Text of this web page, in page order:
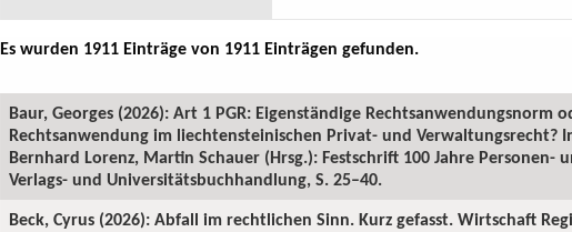
Es wurden 1911 Einträge von 1911 Einträgen gefunden.
Baur, Georges (2026): Art 1 PGR: Eigenständige
Rechtsanwendung im liechtensteinischen Privat- und Verwaltungsrecht?
Bernhard Lorenz, Martin Schauer (Hrsg.): Festschrift 100 Jahre Personen-
Verlags- und Universitätsbuchhandlung, S. 25–40.
Beck, Cyrus (2026): Abfall im rechtlichen Sinn. Kurz gefasst. Wirtschaft